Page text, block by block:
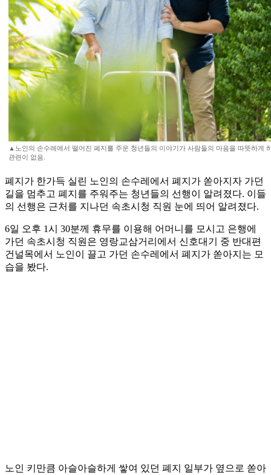
▲노인의 손수레에서 떨어진 폐지를 주운 청년들의 이야기가 사람들의 마음을 따뜻하게
관련이 없음.
폐지가 한가득 실린 노인의 손수레에서 폐지가 쏟아지자 가던
길을 멈추고 폐지를 주워주는 청년들의 선행이 알려졌다. 이들
의 선행은 근처를 지나던 속초시청 직원 눈에 띄어 알려졌다.
6일 오후 1시 30분께 휴무를 이용해 어머니를 모시고 은행에
가던 속초시청 직원은 영랑교삼거리에서 신호대기 중 반대편
건널목에서 노인이 끌고 가던 손수레에서 폐지가 쏟아지는 모
습을 봤다.
노인 키만큼 아슬아슬하게 쌓여 있던 폐지 일부가 옆으로 쏟아